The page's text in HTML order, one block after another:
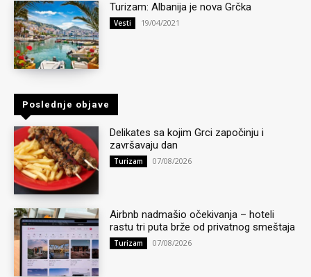
Turizam: Albanija je nova Grčka
Vesti 19/04/2021
Poslednje objave
Delikates sa kojim Grci započinju i
završavaju dan
Turizam 07/08/2026
Airbnb nadmašio očekivanja – hoteli
rastu tri puta brže od privatnog smeštaja
Turizam 07/08/2026